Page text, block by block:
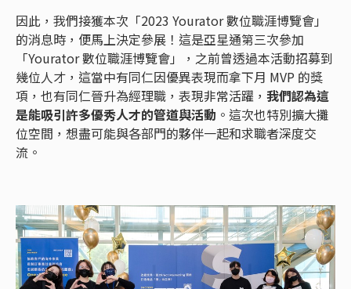
因此，我們接獲本次「2023 Yourator 數位職涯博覽會」
的消息時，便馬上決定參展！這是亞星通第三次參加
「Yourator 數位職涯博覽會」，之前曾透過本活動招募到
幾位人才，這當中有同仁因優異表現而拿下月 MVP 的獎
項，也有同仁晉升為經理職，表現非常活躍， 我們認為這
是能吸引許多優秀人才的管道與活動 。這次也特別擴大攤
位空間，想盡可能與各部門的夥伴一起和求職者深度交
流。